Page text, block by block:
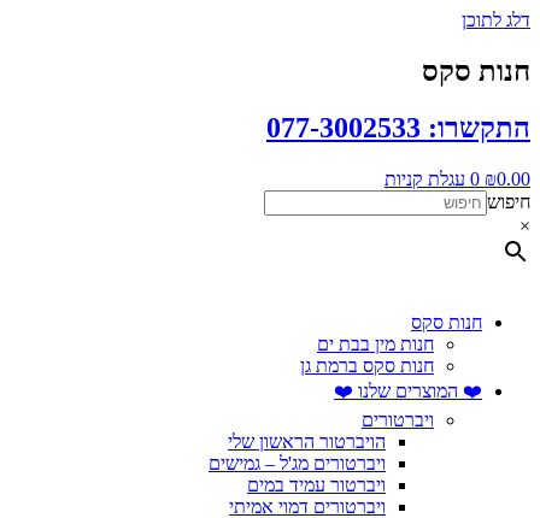
דלג לתוכן
חנות סקס
התקשרו: 077-3002533
₪0.00
0 עגלת קניות
חיפוש
×
חנות סקס
חנות מין בבת ים
חנות סקס ברמת גן
❤️ המוצרים שלנו ❤️
ויברטורים
הויברטור הראשון שלי
ויברטורים מג'ל – גמישים
ויברטור עמיד במים
ויברטורים דמוי אמיתי